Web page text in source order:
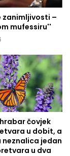
zanimljivosti –
mufessiru''
čovjek
u dobit, a
neznalica jedan
u dva